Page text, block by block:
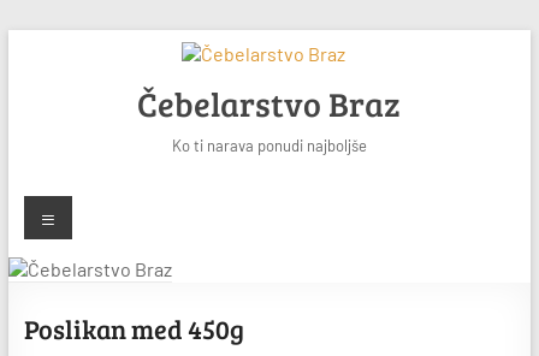
Čebelarstvo Braz
Ko ti narava ponudi najboljše
Meni
Poslikan med 450g